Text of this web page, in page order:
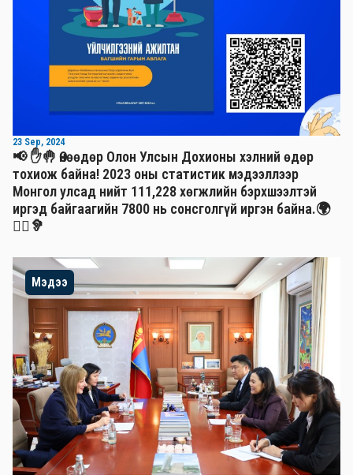
23 Sep, 2024
📢 ✋🤚 Өнөөдөр Олон Улсын Дохионы хэлний өдөр
тохиож байна! 2023 оны статистик мэдээллээр
Монгол улсад нийт 111,228 хөгжлийн бэрхшээлтэй
иргэд байгаагийн 7800 нь сонсголгүй иргэн байна.🌍
🧏‍♂️🦻
Мэдээ